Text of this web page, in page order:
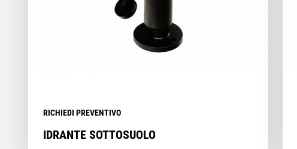
RICHIEDI PREVENTIVO
IDRANTE SOTTOSUOLO